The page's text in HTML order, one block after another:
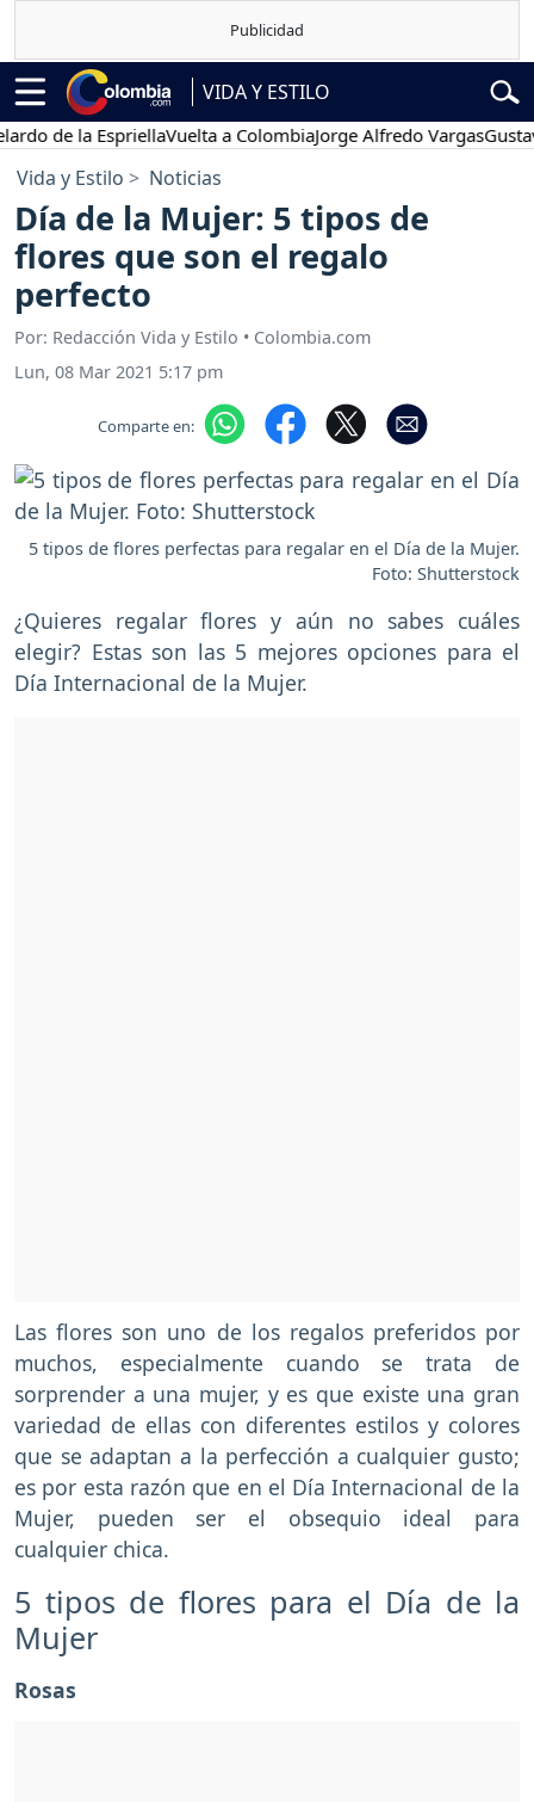
VIDA Y ESTILO
la EspriellaVuelta a ColombiaJorge Alfredo VargasGustavo
Vida y Estilo Noticias
Día de la Mujer: 5 tipos de
flores que son el regalo
perfecto
Por: Redacción Vida y Estilo • Colombia.com
Lun, 08 Mar 2021 5:17 pm
Comparte en:
5 tipos de flores perfectas para regalar en el Día de la Mujer.
Foto: Shutterstock
¿Quieres regalar flores y aún no sabes cuáles
elegir? Estas son las 5 mejores opciones para el
Día Internacional de la Mujer.
Las flores son uno de los regalos preferidos por
muchos, especialmente cuando se trata de
sorprender a una mujer, y es que existe una gran
variedad de ellas con diferentes estilos y colores
que se adaptan a la perfección a cualquier gusto;
es por esta razón que en el Día Internacional de la
Mujer, pueden ser el obsequio ideal para
cualquier chica.
5 tipos de flores para el Día de la
Mujer
Rosas